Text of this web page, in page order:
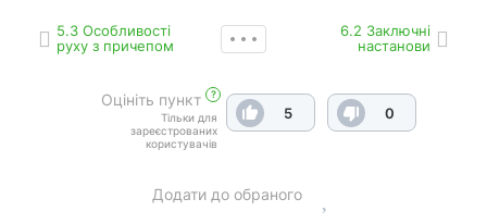
5.3 Особливості
руху з причепом
6.2 Заключні
настанови
Оцініть пункт ?
Тільки для
зареєстрованих
користувачів
5 0
Додати до обраного